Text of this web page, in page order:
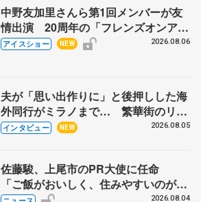
中野友加里さんら第1回メンバーが友
情出演 20周年の「フレンズオンアイ
ス」 宮本賢二さん、有川梨絵さん、
アイスショー NEW 2026.08.06
夫が「思い出作りに」と後押しした海
外同行がミラノまで… 繁華街のリン
クでは不良のお兄さんも味方に 小林
インタビュー NEW 2026.08.05
佐藤駿、上尾市のPR大使に任命
「ご飯がおいしく、住みやすいのが魅
2026.08.04